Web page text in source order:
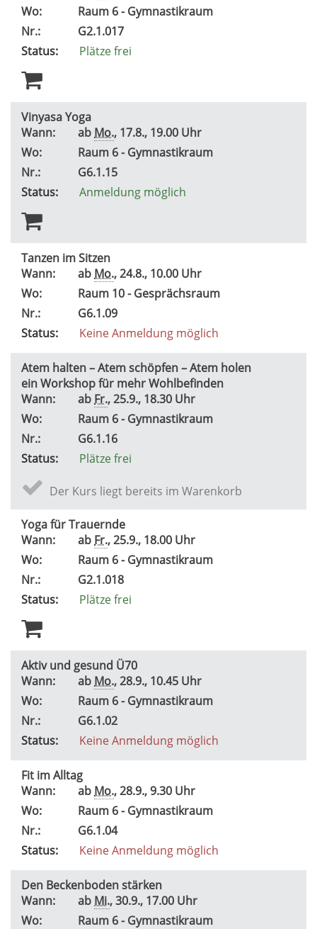
Wo:
Raum 6 - Gymnastikraum
Nr.:
G2.1.017
Status:
Plätze frei
Vinyasa Yoga
Wann:
ab Mo., 17.8., 19.00 Uhr
Wo:
Raum 6 - Gymnastikraum
Nr.:
G6.1.15
Status:
Anmeldung möglich
Tanzen im Sitzen
Wann:
ab Mo., 24.8., 10.00 Uhr
Wo:
Raum 10 - Gesprächsraum
Nr.:
G6.1.09
Status:
Keine Anmeldung möglich
Atem halten – Atem schöpfen – Atem holen
ein Workshop für mehr Wohlbefinden
Wann:
ab Fr., 25.9., 18.30 Uhr
Wo:
Raum 6 - Gymnastikraum
Nr.:
G6.1.16
Status:
Plätze frei
Der Kurs liegt bereits im Warenkorb
Yoga für Trauernde
Wann:
ab Fr., 25.9., 18.00 Uhr
Wo:
Raum 6 - Gymnastikraum
Nr.:
G2.1.018
Status:
Plätze frei
Aktiv und gesund Ü70
Wann:
ab Mo., 28.9., 10.45 Uhr
Wo:
Raum 6 - Gymnastikraum
Nr.:
G6.1.02
Status:
Keine Anmeldung möglich
Fit im Alltag
Wann:
ab Mo., 28.9., 9.30 Uhr
Wo:
Raum 6 - Gymnastikraum
Nr.:
G6.1.04
Status:
Keine Anmeldung möglich
Den Beckenboden stärken
Wann:
ab Mi., 30.9., 17.00 Uhr
Wo:
Raum 6 - Gymnastikraum